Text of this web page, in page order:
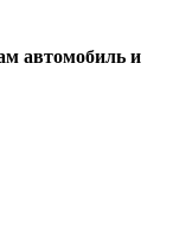
автомобиль и